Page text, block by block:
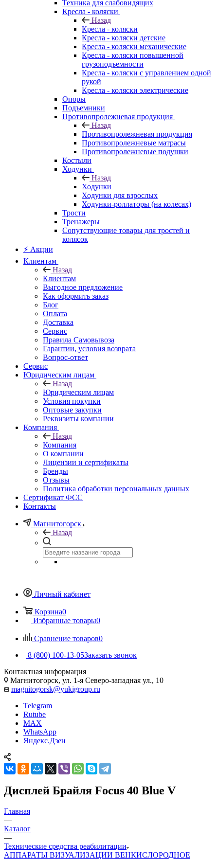
Техника для слабовидящих
Кресла - коляски
Назад
Кресла - коляски
Кресла - коляски детские
Кресла - коляски механические
Кресла - коляски повышенной
грузоподъемности
Кресла - коляски с управлением одной
рукой
Кресла - коляски электрические
Опоры
Подъемники
Противопролежневая продукция
Назад
Противопролежневая продукция
Противопролежневые матрасы
Противопролежневые подушки
Костыли
Ходунки
Назад
Ходунки
Ходунки для взрослых
Ходунки-роллаторы (на колесах)
Трости
Тренажеры
Сопутствующие товары для тростей и
колясок
⚡ Акции
Клиентам
Назад
Клиентам
Выгодное предложение
Как оформить заказ
Блог
Оплата
Доставка
Сервис
Правила Самовывоза
Гарантии, условия возврата
Вопрос-ответ
Сервис
Юридическим лицам
Назад
Юридическим лицам
Условия покупки
Оптовые закупки
Реквизиты компании
Компания
Назад
Компания
О компании
Лицензии и сертификаты
Бренды
Отзывы
Политика обработки персональных данных
Сертификат ФСС
Контакты
Магнитогорск
Назад
Личный кабинет
Корзина0
Избранные товары0
Сравнение товаров0
8 (800) 100-13-05Заказать звонок
Контактная информация
Магнитогорск, ул. 1-я Северо-западная ул., 10
magnitogorsk@yukigroup.ru
Telegram
Rutube
MAX
WhatsApp
Яндекс.Дзен
Дисплей Брайля Focus 40 Blue V
Главная
—
Каталог
—
Технические средства реабилитации
АППАРАТЫ ВИЗУАЛИЗАЦИИ ВЕНКИСЛОРОДНОЕ